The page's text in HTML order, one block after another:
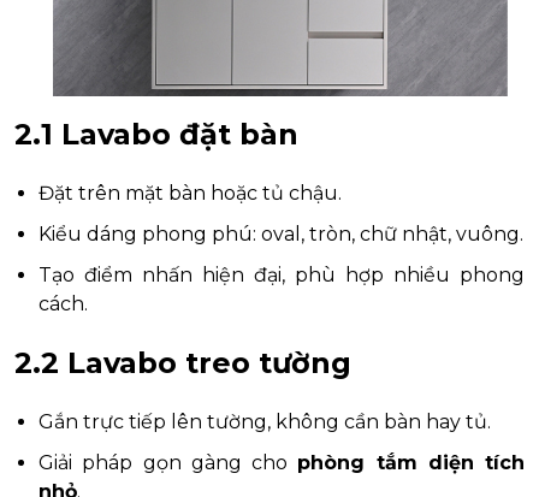
2.1 Lavabo đặt bàn
Đặt trên mặt bàn hoặc tủ chậu.
Kiểu dáng phong phú: oval, tròn, chữ nhật, vuông.
Tạo điểm nhấn hiện đại, phù hợp nhiều phong
cách.
2.2 Lavabo treo tường
Gắn trực tiếp lên tường, không cần bàn hay tủ.
Giải pháp gọn gàng cho phòng tắm diện tích
nhỏ.